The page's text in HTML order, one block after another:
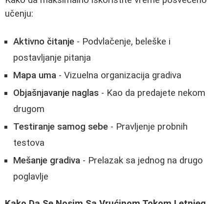
učenju:
Aktivno čitanje - Podvlačenje, beleške i
postavljanje pitanja
Mapa uma - Vizuelna organizacija gradiva
Objašnjavanje naglas - Kao da predajete nekom
drugom
Testiranje samog sebe - Pravljenje probnih
testova
Mešanje gradiva - Prelazak sa jednog na drugo
poglavlje